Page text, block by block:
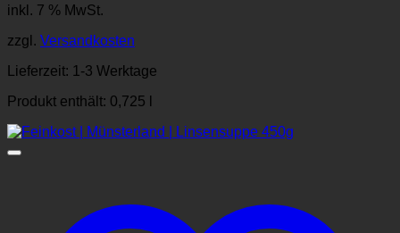
inkl. 7 % MwSt.
zzgl. Versandkosten
Lieferzeit: 1-3 Werktage
Produkt enthält: 0,725